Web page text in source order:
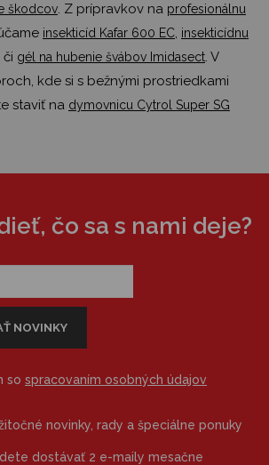
škodcov. Z prípravkov na profesionálnu
insekticíd Kafar 600 EC, insekticídnu
či gél na hubenie švábov Imidasect. V
kde si s bežnými prostriedkami
staviť na dymovnicu Cytrol Super SG
čo sa s nami deje?
so spracovaním osobných údajov
novinky, rady a špeciálne ponuky
dostávať 2 e-maily mesačne